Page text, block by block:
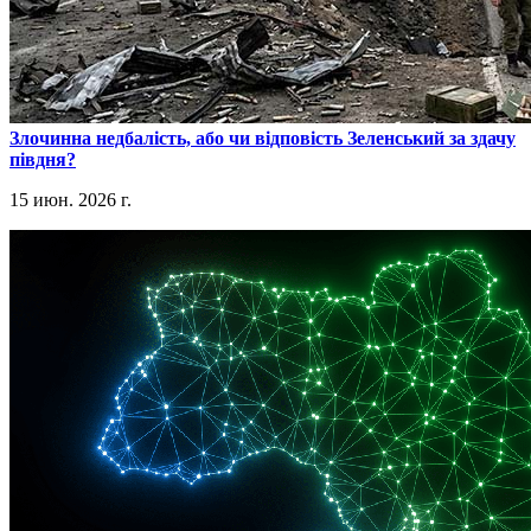
​Злочинна недбалість, або чи відповість Зеленський за здачу
півдня?
15 июн. 2026 г.